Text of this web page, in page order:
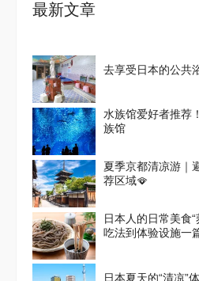
最新文章
去享受日本的公共
水族馆爱好者推荐
族馆
夏季京都清凉游｜
荐区域🪭
日本人的日常美食
吃法到体验设施一
日本夏天的“清凉”